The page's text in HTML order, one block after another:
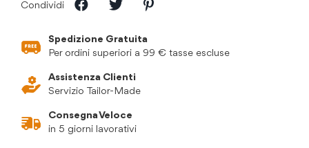
Condividi
Spedizione Gratuita
Per ordini superiori a 99 € tasse escluse
Assistenza Clienti
Servizio Tailor-Made
Consegna Veloce
in 5 giorni lavorativi